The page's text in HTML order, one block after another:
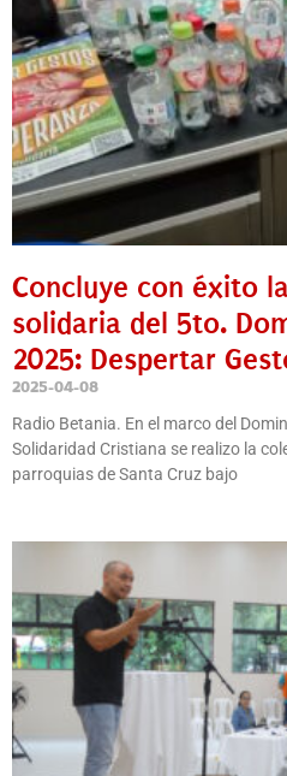
Concluye con éxito
solidaria del 5to.
2025: Despertar
2025-04-08
Radio Betania. En el marco del
Solidaridad Cristiana se realizo la
parroquias de Santa Cruz bajo